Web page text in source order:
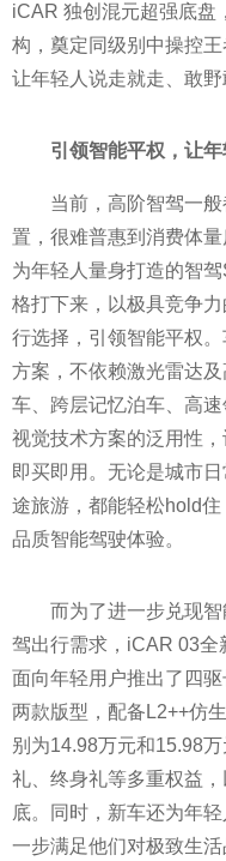
iCAR 独创混元超强底盘
构，奠定同级别中操控
让年轻人说走就走、敢
引领智能平权，让
当前，高阶智驾一
置，很难普惠到消费体
为年轻人量身打造的智
格打下来，以极具竞争
行选择，引领智能平权
方案，不依赖激光雷达
车、跨层记忆泊车、高
视觉技术方案的泛用性，
即买即用。无论是城市
途旅游，都能轻松hold
品质智能驾驶体验。
而为了进一步兑现
驾出行需求，iCAR 03全
面向年轻用户推出了四
两款版型，配备L2++仿
别为14.98万元和15.98
礼、终身礼等多重权益
底。同时，新车还为年
一步满足他们对极致生活